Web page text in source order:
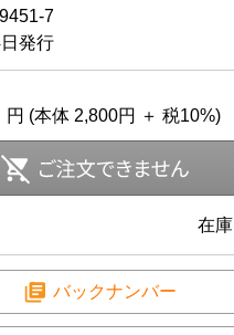
7
発行
円 (本体 2,800円 ＋ 税10%)
在庫
バックナンバー